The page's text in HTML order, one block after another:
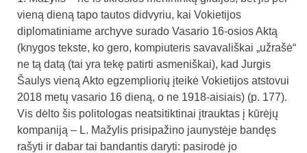
vieną dieną tapo tautos didvyriu, kai Vokietijos
diplomatiniame archyve surado Vasario 16-osios Aktą
(knygos tekste, ko gero, kompiuteris savavališkai „užrašė“
ne tą datą (tai yra tekę patirti asmeniškai), kad Jurgis
Šaulys vieną Akto egzempliorių įteikė Vokietijos atstovui
2018 metų vasario 16 dieną, o ne 1918-aisiais) (p. 177).
Vis dėlto šis politologas neatsitiktinai įtrauktas į kūrėjų
kompaniją – L. Mažylis prisipažino jaunystėje bandęs
rašyti ir dabar tai bandantis daryti: pasirodė jo